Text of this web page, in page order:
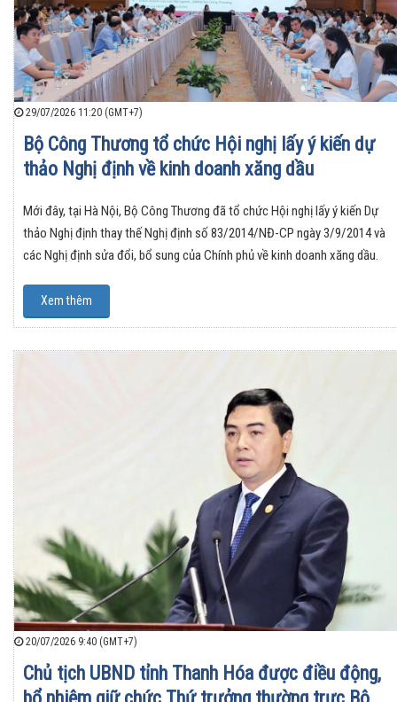
29/07/2026 11:20 (GMT+7)
Bộ Công Thương tổ chức Hội nghị lấy ý kiến dự
thảo Nghị định về kinh doanh xăng dầu
Mới đây, tại Hà Nội, Bộ Công Thương đã tổ chức Hội nghị lấy ý kiến Dự
thảo Nghị định thay thế Nghị định số 83/2014/NĐ-CP ngày 3/9/2014 và
các Nghị định sửa đổi, bổ sung của Chính phủ về kinh doanh xăng dầu.
Xem thêm
20/07/2026 9:40 (GMT+7)
Chủ tịch UBND tỉnh Thanh Hóa được điều động,